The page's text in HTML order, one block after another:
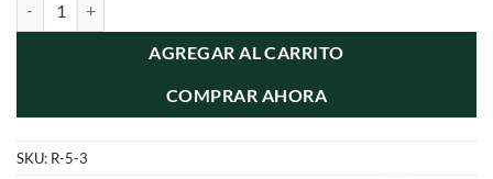
AGREGAR AL CARRITO
COMPRAR AHORA
SKU: R-5-3